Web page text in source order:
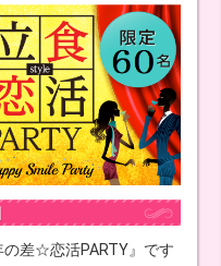
差☆恋活PARTY』です